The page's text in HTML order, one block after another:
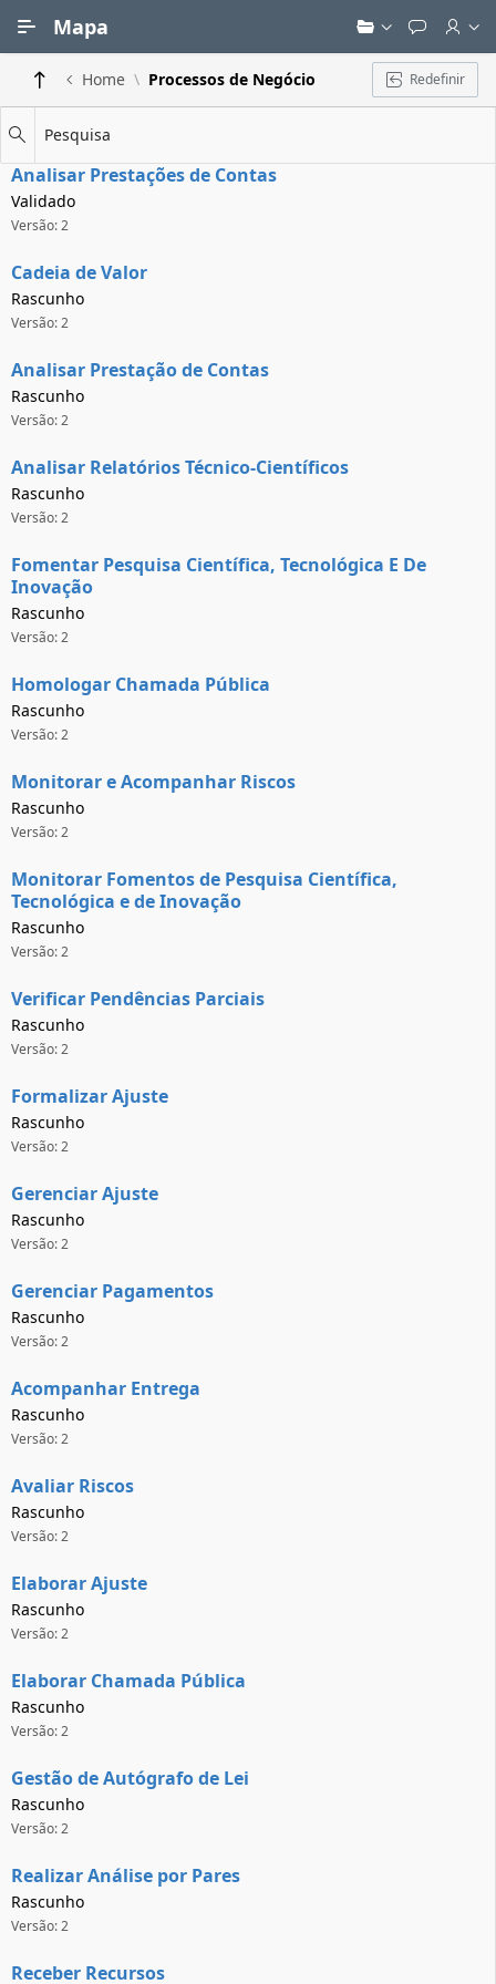
Mapa
Home Processos de Negócio Redefinir
Pesquisa
Analisar Prestações de Contas
Validado
Versão: 2
Cadeia de Valor
Rascunho
Versão: 2
Analisar Prestação de Contas
Rascunho
Versão: 2
Analisar Relatórios Técnico-Científicos
Rascunho
Versão: 2
Fomentar Pesquisa Científica, Tecnológica E De
Inovação
Rascunho
Versão: 2
Homologar Chamada Pública
Rascunho
Versão: 2
Monitorar e Acompanhar Riscos
Rascunho
Versão: 2
Monitorar Fomentos de Pesquisa Científica,
Tecnológica e de Inovação
Rascunho
Versão: 2
Verificar Pendências Parciais
Rascunho
Versão: 2
Formalizar Ajuste
Rascunho
Versão: 2
Gerenciar Ajuste
Rascunho
Versão: 2
Gerenciar Pagamentos
Rascunho
Versão: 2
Acompanhar Entrega
Rascunho
Versão: 2
Avaliar Riscos
Rascunho
Versão: 2
Elaborar Ajuste
Rascunho
Versão: 2
Elaborar Chamada Pública
Rascunho
Versão: 2
Gestão de Autógrafo de Lei
Rascunho
Versão: 2
Realizar Análise por Pares
Rascunho
Versão: 2
Receber Recursos